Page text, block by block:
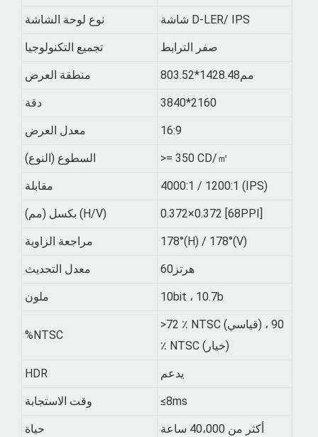
نوع لوحة الشاشة شاشة D-LER/ IPS
تجميع التكنولوجيا صفر الترابط
منطقة العرض مم1428.48*803.52
دقة 3840*2160
معدل العرض 16:9
السطوع (النوع) >= 350 CD/㎡
مقابلة 4000:1 / 1200:1 (IPS)
بكسل (مم) (H/V) 0.372×0.372 [68PPI]
مراجعة الزاوية 178°(H) / 178°(V)
معدل التحديث هرتز60
ملون 10bit ، 10.7b
%NTSC
>72 ٪ NTSC (قياسي) ، 90
٪ NTSC (خيار)
HDR يدعم
وقت الاستجابة ≤8ms
حياة أكثر من 40،000 ساعة